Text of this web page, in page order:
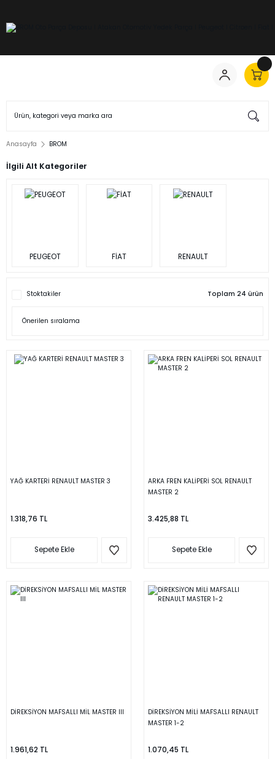
Anasayfa BROM
İlgili Alt Kategoriler
PEUGEOT FİAT RENAULT
Stoktakiler Toplam 24 ürün
YAĞ KARTERİ RENAULT MASTER 3
1.318,76 TL
Sepete Ekle
ARKA FREN KALİPERİ SOL RENAULT
MASTER 2
3.425,88 TL
Sepete Ekle
DİREKSİYON MAFSALLI MİL MASTER III
1.961,62 TL
DİREKSİYON MİLİ MAFSALLI RENAULT
MASTER 1-2
1.070,45 TL